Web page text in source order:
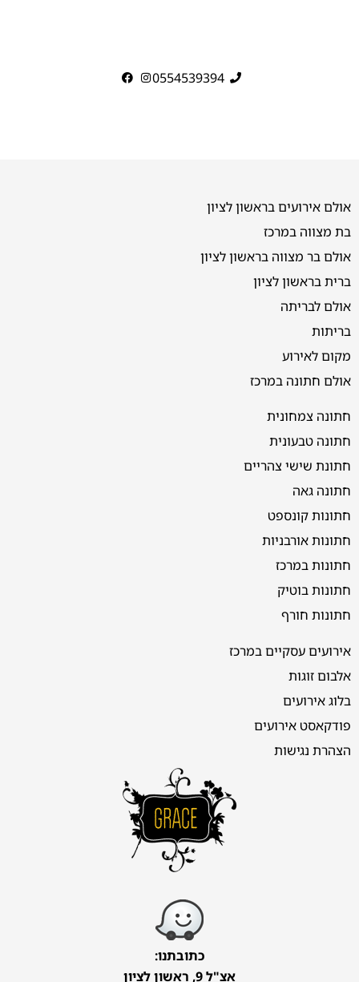
0554539394
אולם אירועים בראשון לציון
בת מצווה במרכז
אולם בר מצווה בראשון לציון
ברית בראשון לציון
אולם לבריתה
בריתות
מקום לאירוע
אולם חתונה במרכז
חתונה צמחונית
חתונה טבעונית
חתונת שישי צהריים
חתונה גאה
חתונות קונספט
חתונות אורבניות
חתונות במרכז
חתונות בוטיק
חתונות חורף
אירועים עסקיים במרכז
אלבום זוגות
בלוג אירועים
פודקאסט אירועים
הצהרת נגישות
כתובתנו:
אצ"ל 9, ראשון לציון